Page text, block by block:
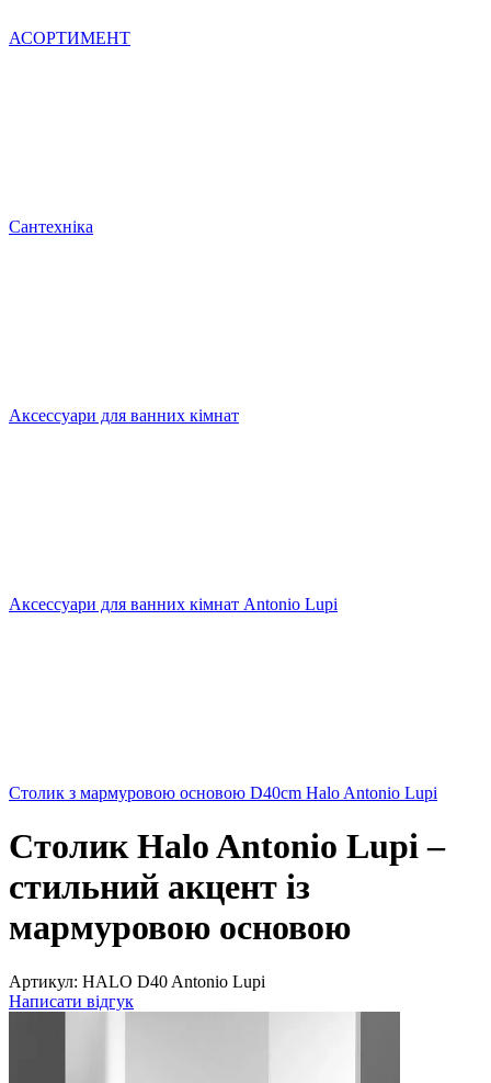
АСОРТИМЕНТ
Сантехніка
Аксессуари для ванних кімнат
Аксессуари для ванних кімнат Antonio Lupi
Столик з мармуровою основою D40cm Halo Antonio Lupi
Столик Halo Antonio Lupi –
стильний акцент із
мармуровою основою
Артикул: HALO D40 Antonio Lupi
Написати відгук